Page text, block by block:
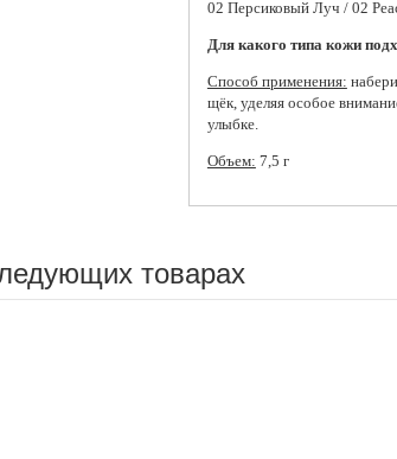
02 Персиковый Луч / 02
Для какого типа кожи
Способ применения:
щёк, уделяя особое
улыбке.
Объем: 7,5 г
товарах